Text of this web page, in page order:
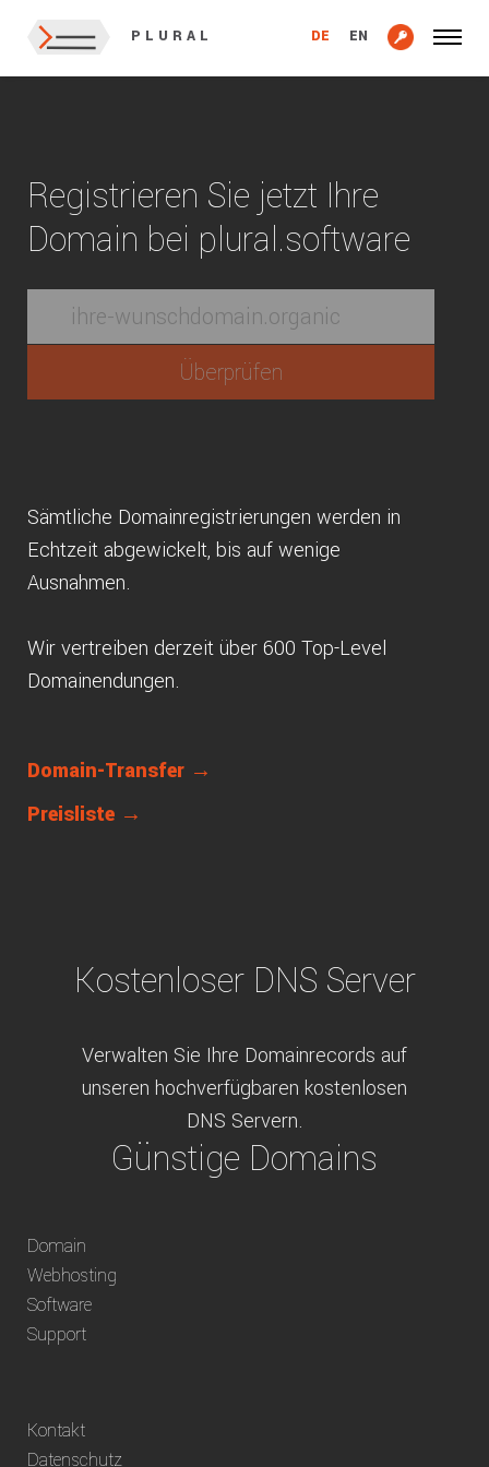
PLURAL DE EN
Registrieren Sie jetzt Ihre
Domain bei plural.software
Sämtliche Domainregistrierungen werden in
Echtzeit abgewickelt, bis auf wenige
Ausnahmen.
Wir vertreiben derzeit über 600 Top-Level
Domainendungen.
Domain-Transfer →
Preisliste →
Kostenloser DNS Server
Verwalten Sie Ihre Domainrecords auf
unseren hochverfügbaren kostenlosen
DNS Servern.
Günstige Domains
weltweit verfügbare Domains inklusive
Vorkasse oder über ein andere verfügbare
Domain
Webhosting
Software
Support
Kontakt
Datenschutz